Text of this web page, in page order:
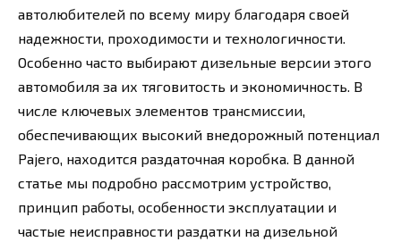
автолюбителей по всему миру благодаря своей
надежности, проходимости и технологичности.
Особенно часто выбирают дизельные версии этого
автомобиля за их тяговитость и экономичность. В
числе ключевых элементов трансмиссии,
обеспечивающих высокий внедорожный потенциал
Pajero, находится раздаточная коробка. В данной
статье мы подробно рассмотрим устройство,
принцип работы, особенности эксплуатации и
частые неисправности раздатки на дизельной